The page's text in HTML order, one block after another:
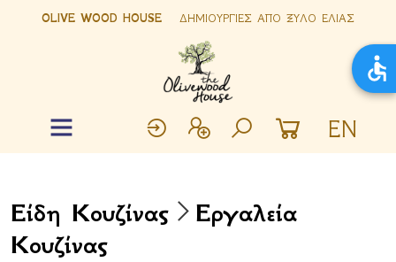
OLIVE WOOD HOUSE ΔΗΜΙΟΥΡΓΙΕΣ ΑΠΟ ΞΥΛΟ ΕΛΙΑΣ
EN
Είδη Κουζίνας
Εργαλεία
Κουζίνας